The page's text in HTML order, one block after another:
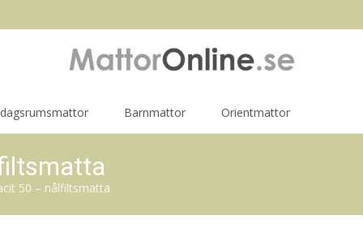
Barnmattor Orientmattor
50 – nålfiltsmatta